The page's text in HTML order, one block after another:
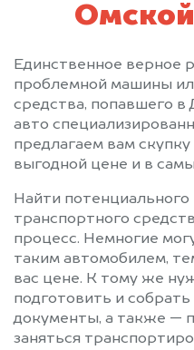
Единственное верное
проблемной машины
средства, попавшего
авто
предлагаем вам
выгодной цене и в
Найти потенциального
транспортного
процесс. Немногие
таким автомобилем,
вас цене. К тому же
подготовить и
документы, а также —
заняться